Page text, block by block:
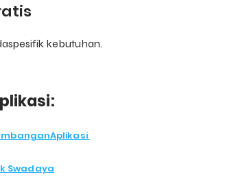
spesifik kebutuhan.
Aplikasi
Swadaya